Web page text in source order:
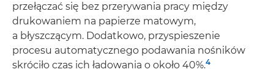
przełączać się bez przerywania pracy między
drukowaniem na papierze matowym,
a błyszczącym. Dodatkowo, przyspieszenie
procesu automatycznego podawania nośników
skróciło czas ich ładowania o około 40%.4